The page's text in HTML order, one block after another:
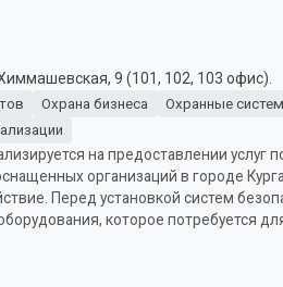
9 (101, 102, 103 офис).
Охрана бизнеса Охранные
на предоставлении
организаций в городе
Перед установкой систем
которое потребуется